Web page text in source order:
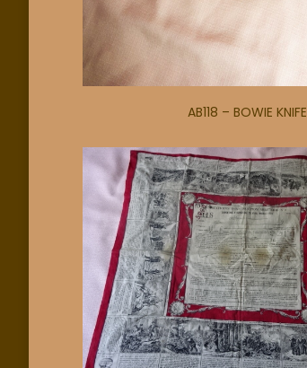
AB118 – BOWIE KNIFE